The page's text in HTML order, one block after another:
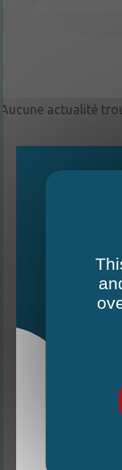
Aucune actualité
Le
La